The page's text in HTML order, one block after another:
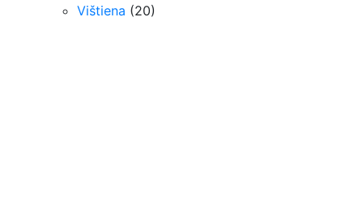
Vištiena (20)